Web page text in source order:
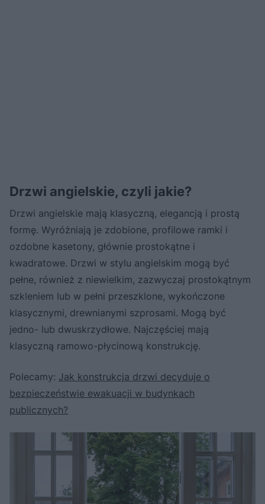
Drzwi angielskie, czyli jakie?
Drzwi angielskie mają klasyczną, elegancją i prostą
formę. Wyróżniają je zdobione, profilowe ramki i
ozdobne kasetony, głównie prostokątne i
kwadratowe. Drzwi w stylu angielskim mogą być
pełne, również z niewielkim, zazwyczaj prostokątnym
szkleniem lub w pełni przeszklone, wykończone
klasycznymi, drewnianymi szprosami. Mogą być
jedno- lub dwuskrzydłowe. Najczęściej mają
klasyczną ramowo-płycinową konstrukcję.
Polecamy: Jak konstrukcja drzwi decyduje o
bezpieczeństwie ewakuacji w budynkach
publicznych?